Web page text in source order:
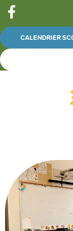
CALENDRIER